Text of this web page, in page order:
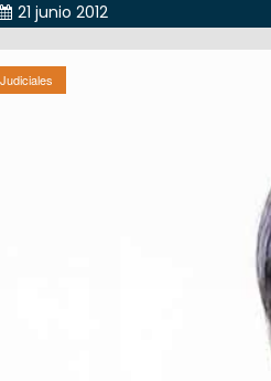
21 junio 2012
Judiciales